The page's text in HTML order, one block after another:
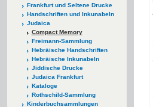
Frankfurt und Seltene Drucke
Handschriften und Inkunabeln
Judaica
Compact Memory
Freimann-Sammlung
Hebräische Handschriften
Hebräische Inkunabeln
Jiddische Drucke
Judaica Frankfurt
Kataloge
Rothschild-Sammlung
Kinderbuchsammlungen